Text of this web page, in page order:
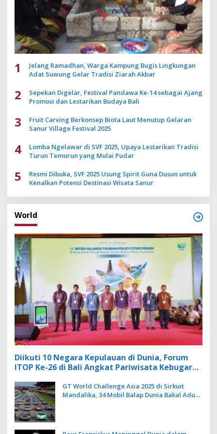
1
Jelang Ramadhan, Warga Kampung Bugis Lingkungan
Adat Suwung Gelar Tradisi Ziarah Akbar
2
Sepekan Digelar, Festival Pandawa Ke-14 sebagai Ajang
Promosi dan Lestarikan Budaya Bali
3
Fruit Carving Berkonsep Biota Laut Menutup Gelaran
Sanur Village Festival 2025
4
Lomba Ngelawar di SVF 2025, Upaya Lestarikan Tradisi
Turun Temurun yang Mulai Pudar
5
Resmi Dibuka, SVF 2025 Usung Spirit Guna Dusun untuk
Kenalkan Potensi Destinasi Wisata Sanur
World
Diikuti 10 Negara Kepulauan di Dunia, Forum
ITOP Ke-26 di Bali Angkat Pariwisata Kebugaran
GT World Challenge Asia 2025 di Sirkuit
Mandalika, 34 Mobil Balap Dunia Bakal Adu